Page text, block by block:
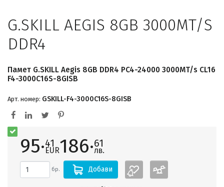
G.SKILL AEGIS 8GB 3000MT/S
DDR4
Памет G.SKILL Aegis 8GB DDR4 PC4-24000 3000MT/s CL16
F4-3000C16S-8GISB
Арт. номер: GSKILL-F4-3000C16S-8GISB
95·41
EUR186·61
лв.
бр. Добави